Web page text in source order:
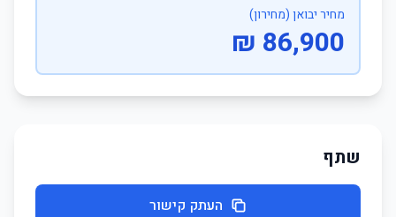
מחיר יבואן (מחירון)
86,900 ₪
שתף
העתק קישור